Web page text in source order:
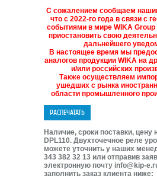
С сожалением сообщаем
что с 2022-го года в связи с
событиями в мире WIKA
приостановить свою
дальнейшего
В настоящее время мы
аналогов продукции WIKA на
и/или российских
Также осуществляем
ушедших с рынка
области промышленного
Наличие, сроки поставки,
DPL110. Двухточечное реле
можете уточнить у наших
343 382 32 13 или отправив
электронную почту info@kip-
заполнить заказ клиента ниже: